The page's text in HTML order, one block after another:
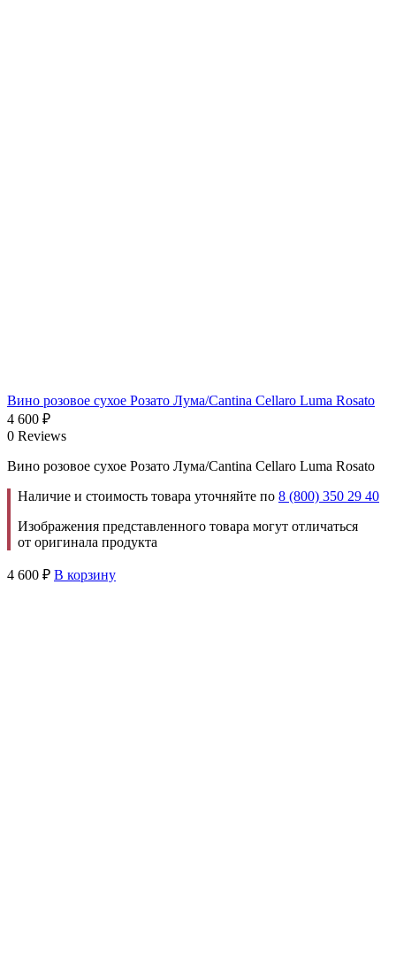
Вино розовое сухое Розато Лума/Cantina Cellaro Luma Rosato
4 600 ₽
0 Reviews
Вино розовое сухое Розато Лума/Cantina Cellaro Luma Rosato
Наличие и стоимость товара уточняйте по 8 (800) 350 29 40
Изображения представленного товара могут отличаться
от оригинала продукта
4 600 ₽ В корзину